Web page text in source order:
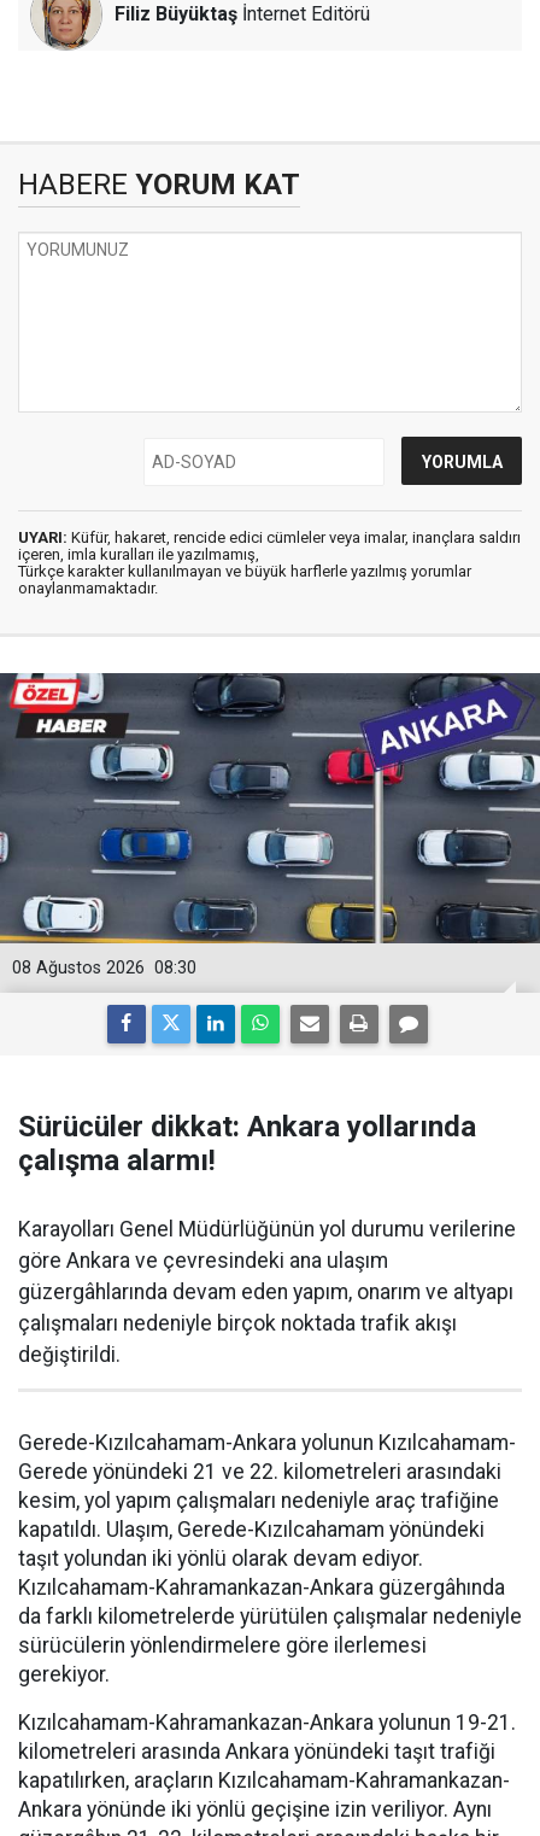
Filiz Büyüktaş İnternet Editörü
HABERE YORUM KAT
UYARI: Küfür, hakaret, rencide edici cümleler veya imalar, inançlara saldırı
içeren, imla kuralları ile yazılmamış,
Türkçe karakter kullanılmayan ve büyük harflerle yazılmış yorumlar
onaylanmamaktadır.
08:30
08 Ağustos 2026
Sürücüler dikkat: Ankara yollarında
çalışma alarmı!
Karayolları Genel Müdürlüğünün yol durumu verilerine
göre Ankara ve çevresindeki ana ulaşım
güzergâhlarında devam eden yapım, onarım ve altyapı
çalışmaları nedeniyle birçok noktada trafik akışı
değiştirildi.
Gerede-Kızılcahamam-Ankara yolunun Kızılcahamam-
Gerede yönündeki 21 ve 22. kilometreleri arasındaki
kesim, yol yapım çalışmaları nedeniyle araç trafiğine
kapatıldı. Ulaşım, Gerede-Kızılcahamam yönündeki
taşıt yolundan iki yönlü olarak devam ediyor.
Kızılcahamam-Kahramankazan-Ankara güzergâhında
da farklı kilometrelerde yürütülen çalışmalar nedeniyle
sürücülerin yönlendirmelere göre ilerlemesi
gerekiyor.
Kızılcahamam-Kahramankazan-Ankara yolunun 19-21.
kilometreleri arasında Ankara yönündeki taşıt trafiği
kapatılırken, araçların Kızılcahamam-Kahramankazan-
Ankara yönünde iki yönlü geçişine izin veriliyor. Aynı